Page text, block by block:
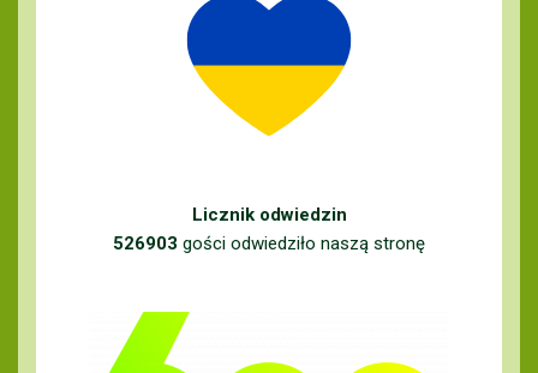
Licznik odwiedzin
526903 gości odwiedziło naszą stronę